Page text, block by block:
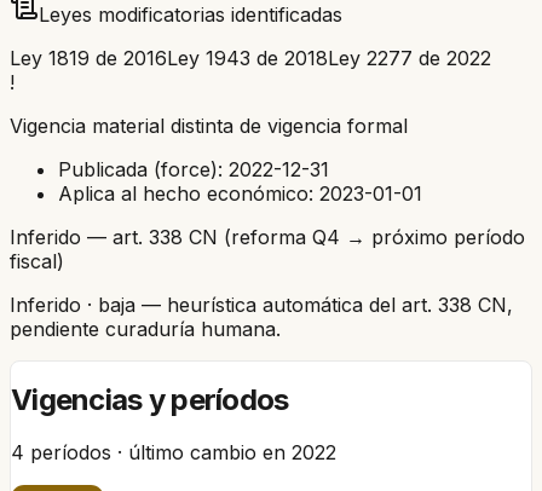
Leyes modificatorias identificadas
Ley 1819 de 2016Ley 1943 de 2018Ley 2277 de 2022
!
Vigencia material distinta de vigencia formal
Publicada (force): 2022-12-31
Aplica al hecho económico: 2023-01-01
Inferido — art. 338 CN (reforma Q4 → próximo período
fiscal)
Inferido · baja — heurística automática del art. 338 CN,
pendiente curaduría humana.
Vigencias y períodos
4 períodos · último cambio en 2022